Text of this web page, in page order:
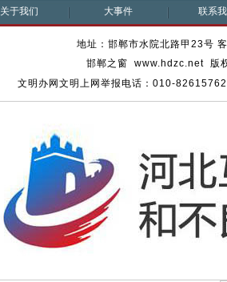
关于我们 大事件 联系
地址：邯郸市水院北路甲23号
邯郸之窗 www.hdzc.net 版
文明办网文明上网举报电话：010-